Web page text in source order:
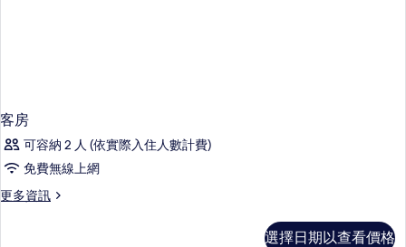
客房
可容納 2 人 (依實際入住人數計費)
免費無線上網
更多資訊
更
選擇日期以查看價格